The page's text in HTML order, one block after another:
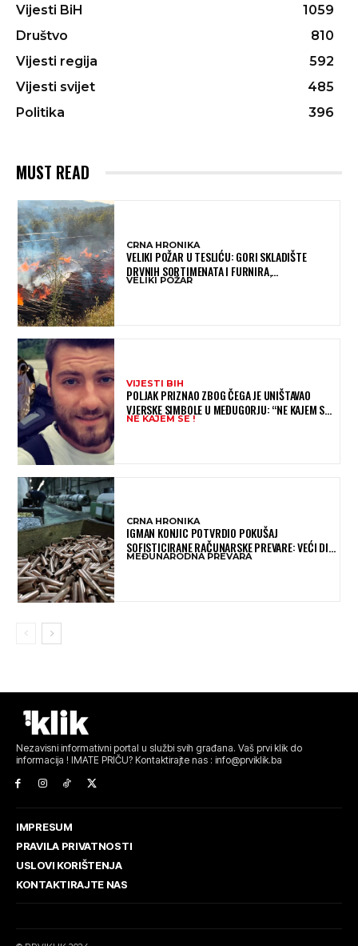
Vijesti BiH
1059
Društvo
810
Vijesti regija
592
Vijesti svijet
485
Politika
396
MUST READ
CRNA HRONIKA
VELIKI POŽAR U TESLIĆU: GORI SKLADIŠTE
DRVNIH SORTIMENATA I FURNIRA,
VATROGASCIMA STIŽE POMOĆ IZ VIŠE GRADOVA
VELIKI POŽAR
VIJESTI BIH
POLJAK PRIZNAO ZBOG ČEGA JE UNIŠTAVAO
VJERSKE SIMBOLE U MEĐUGORJU: “NE KAJEM SE I
PONOVIO BIH SVE”
NE KAJEM SE !
CRNA HRONIKA
IGMAN KONJIC POTVRDIO POKUŠAJ
SOFISTICIRANE RAČUNARSKE PREVARE: VEĆI DIO
NOVCA BLOKIRAN, OČEKUJE SE POVRAT
MEĐUNARODNA PREVARA
Nezavisni informativni portal u službi svih građana. Vaš prvi klik do
informacija ! IMATE PRIČU? Kontaktirajte nas : info@prviklik.ba
IMPRESUM
PRAVILA PRIVATNOSTI
USLOVI KORIŠTENJA
KONTAKTIRAJTE NAS